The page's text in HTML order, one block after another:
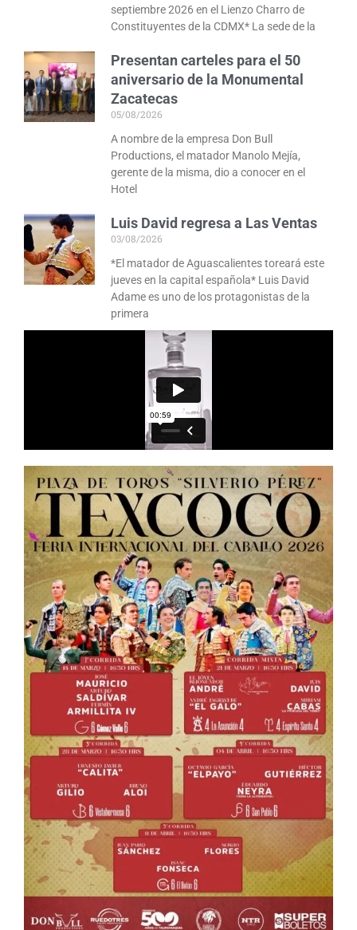
septiembre 2026 en el Lienzo Charro de
Constituyentes de la CDMX* La sede de la
Presentan carteles para el 50
aniversario de la Monumental
Zacatecas
05/08/2026
A nombre de la empresa Don Bull
Productions, el matador Manolo Mejía,
gerente de la misma, dio a conocer en el
Hotel
Luis David regresa a Las Ventas
03/08/2026
*El matador de Aguascalientes toreará este
jueves en la capital española* Luis David
Adame es uno de los protagonistas de la
primera